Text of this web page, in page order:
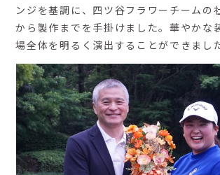
ンジを基調に、四ツ谷フラワーチームの
から製作までを手掛けました。華やかな
場全体を明るく演出することができまし